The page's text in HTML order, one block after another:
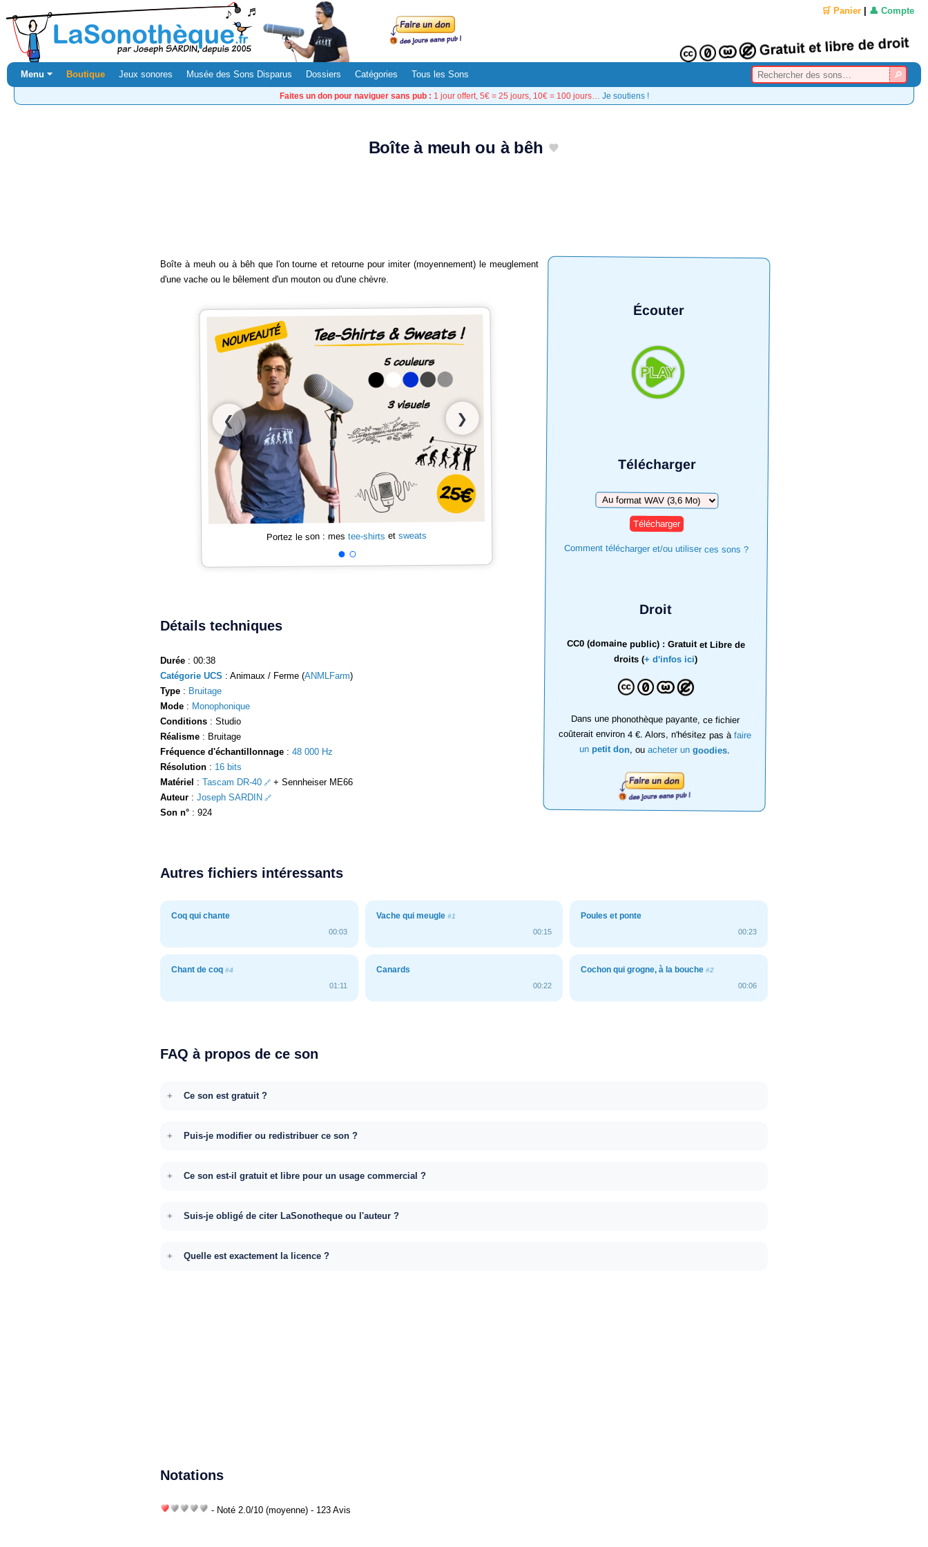
🛒 Panier 👤 Compte
Menu ⏷ Boutique Jeux sonores Musée des Sons Disparus Dossiers Catégories Tous les Sons
Faites un don pour naviguer sans pub : 1 jour offert, 5€ = 25 jours, 10€ = 100 jours… Je soutiens !
Boîte à meuh ou à bêh
Écouter
Télécharger
Télécharger
Comment télécharger et/ou utiliser ces sons ?
Droit
CC0 (domaine public) : Gratuit et Libre de
droits (+ d'infos ici)
Dans une phonothèque payante, ce fichier
coûterait environ 4 €. Alors, n'hésitez pas àfaire
un petit don, ouacheter ungoodies.
Boîte à meuh ou à bêh que l'on tourne et retourne pour imiter (moyennement) le meuglement
d'une vache ou le bêlement d'un mouton ou d'une chèvre.
❮ ❯
Portez le son : mestee-shirts etsweats
Détails techniques
Durée : 00:38
Catégorie UCS : Animaux / Ferme (ANMLFarm)
Type : Bruitage
Mode : Monophonique
Conditions : Studio
Réalisme : Bruitage
Fréquence d'échantillonnage : 48 000 Hz
Résolution : 16 bits
Matériel : Tascam DR-40
+ Sennheiser ME66
Auteur : Joseph SARDIN
Son n° : 924
Autres fichiers intéressants
Coq qui chante
00:03
Vache qui meugle #1
00:15
Poules et ponte
00:23
Chant de coq #4
01:11
Canards
00:22
Cochon qui grogne, à la bouche#2
00:06
FAQ à propos de ce son
Ce son est gratuit ?
Puis-je modifier ou redistribuer ce son ?
Ce son est-il gratuit et libre pour un usage commercial ?
Suis-je obligé de citer LaSonotheque ou l'auteur ?
Quelle est exactement la licence ?
Notations
- Noté 2.0/10 (moyenne) - 123 Avis